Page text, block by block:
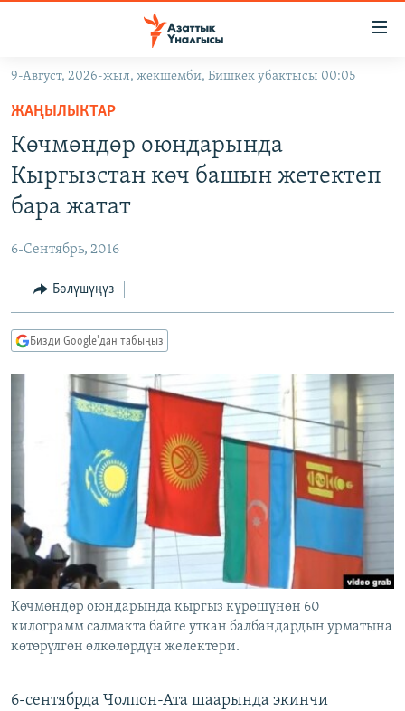
Навигацияга
өтүңүз
Издөөгө
салыңыз
МАДАНИЯТ
УКРАИНА
ТВ ПРОГРАММАЛАР
БҮГҮН АЗАТТЫКТА
ДАНИСТЕ
ЭЖЕ-СИҢДИЛЕР
ЫҢГАЙСЫЗ СУРООЛОР
ПОДКАСТ
Русский
ОНЛАЙН ШЕРИНЕ
ЭЕ/АРнун бардык сайттары
9-Август, 2026-жыл, жекшемби, Бишкек убактысы 00:05
ЖАҢЫЛЫКТАР
Көчмөндөр оюндарында
Кыргызстан көч башын жетектеп
бара жатат
6-Сентябрь, 2016
Бөлүшүңүз
Бизди Google'дан табыңыз
Көчмөндөр оюндарында кыргыз күрөшүнөн 60
килограмм салмакта байге уткан балбандардын урматына
көтөрүлгөн өлкөлөрдүн желектери.
6-сентябрда Чолпон-Ата шаарында экинчи